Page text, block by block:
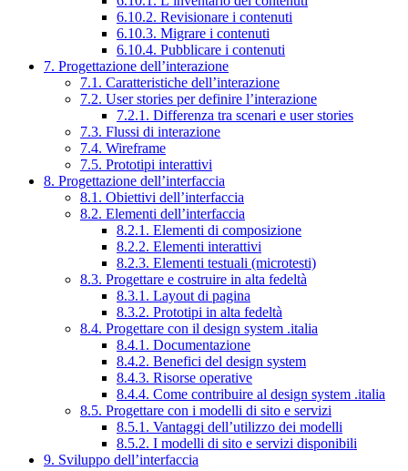
6.10.2. Revisionare i contenuti
6.10.3. Migrare i contenuti
6.10.4. Pubblicare i contenuti
7. Progettazione dell’interazione
7.1. Caratteristiche dell’interazione
7.2. User stories per definire l’interazione
7.2.1. Differenza tra scenari e user stories
7.3. Flussi di interazione
7.4. Wireframe
7.5. Prototipi interattivi
8. Progettazione dell’interfaccia
8.1. Obiettivi dell’interfaccia
8.2. Elementi dell’interfaccia
8.2.1. Elementi di composizione
8.2.2. Elementi interattivi
8.2.3. Elementi testuali (microtesti)
8.3. Progettare e costruire in alta fedeltà
8.3.1. Layout di pagina
8.3.2. Prototipi in alta fedeltà
8.4. Progettare con il design system .italia
8.4.1. Documentazione
8.4.2. Benefici del design system
8.4.3. Risorse operative
8.4.4. Come contribuire al design system .italia
8.5. Progettare con i modelli di sito e servizi
8.5.1. Vantaggi dell’utilizzo dei modelli
8.5.2. I modelli di sito e servizi disponibili
9. Sviluppo dell’interfaccia